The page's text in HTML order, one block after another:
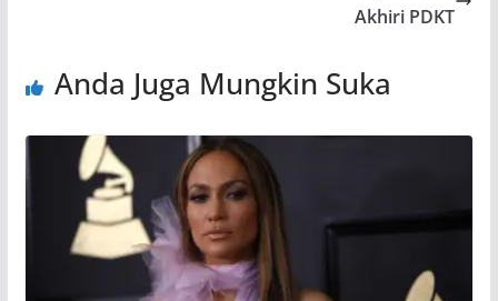
Akhiri PDKT
Anda Juga Mungkin Suka